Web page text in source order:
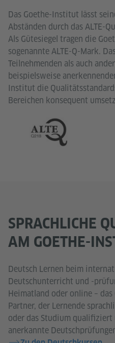
Das Goethe-Institut lässt
Abständen durch das ALTE-
Als Gütesiegel tragen die
sogenannte ALTE-Q-Mark.
Teilnehmenden als auch
beispielsweise
Institut die
Bereichen konsequent
SPRACHLICHE
AM GOETHE-
Deutsch Lernen beim
Deutschunterricht und -
Heimatland oder online –
Partner, der Lernende
oder das Studium
anerkannte